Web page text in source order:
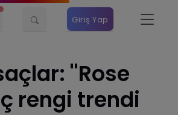
Giriş Yap
''Rose
rengi trendi